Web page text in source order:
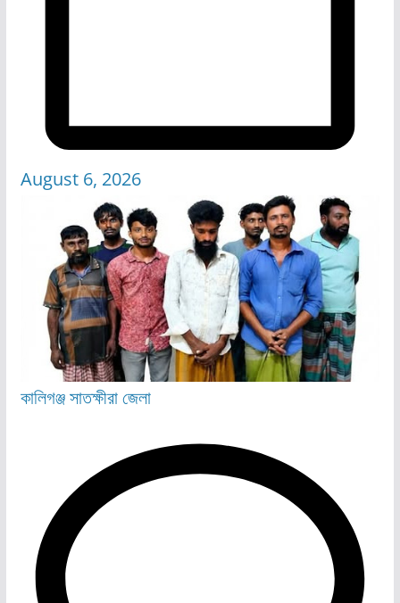
August 6, 2026
কালিগঞ্জসাতক্ষীরা জেলা